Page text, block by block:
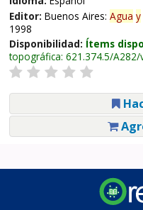
Editor: Buenos Aires: Agua y
1998
Disponibilidad: Ítems
topográfica: 621.374.5/A282/